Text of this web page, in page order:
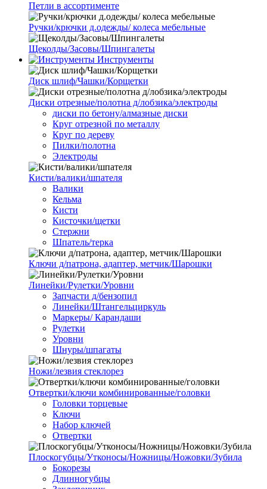
Петли в ассортименте
Ручки/крючки д.одежды/ колеса мебельные
Щеколды/Засовы/Шпингалеты
Инструменты
Диск шлиф/Чашки/Корщетки
Диски отрезные/полотна д/лобзика/электроды
диски по бетону/алмазные диски
Круг отрезной по металлу
Круг по дереву
Пилки/полотна
Электроды
Кисти/валики/шпателя
Валики
Кельма
Кисти
Кисточки/щетки
Стержни
Шпатель/терка
Ключи д/патрона, адаптер, метчик/Шарошки
Линейки/Рулетки/Уровни
Запчасти д/бензопил
Линейки/Штангельциркуль
Маркеры/ Карандаши
Рулетки
Уровни
Шнуры/шпагаты
Ножи/лезвия стеклорез
Отвертки/ключи комбинированные/головки
Головки торцевые
Ключи
Набор ключей
Отвертки
Плоскогубцы/Утконосы/Ножницы/Ножовки/Зубила
Бокорезы
Длинногубцы